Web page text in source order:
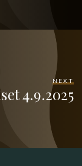
NEXT
4.9.2025